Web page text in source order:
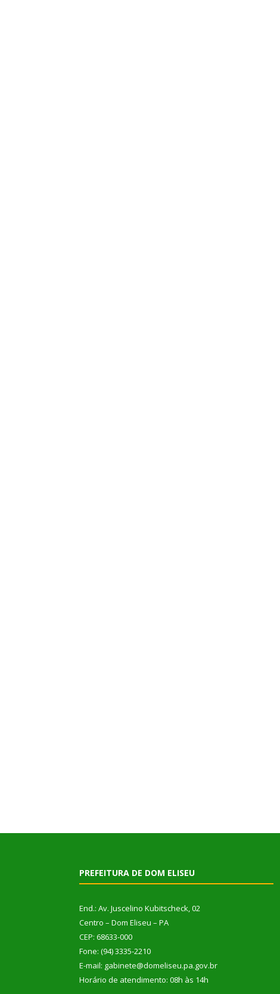
PREFEITURA DE DOM ELISEU
End.: Av. Juscelino Kubitscheck, 02
Centro – Dom Eliseu – PA
CEP: 68633-000
Fone: (94) 3335-2210
E-mail: gabinete@domeliseu.pa.gov.br
Horário de atendimento: 08h às 14h